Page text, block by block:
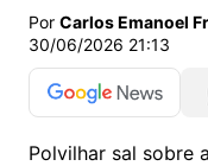
Por Carlos Emanoel
30/06/2026 21:13
Polvilhar sal sobre